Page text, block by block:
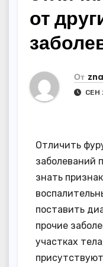
от
От
СЕН
Отличить
заболеваний
знать
поставить
прочие
участках